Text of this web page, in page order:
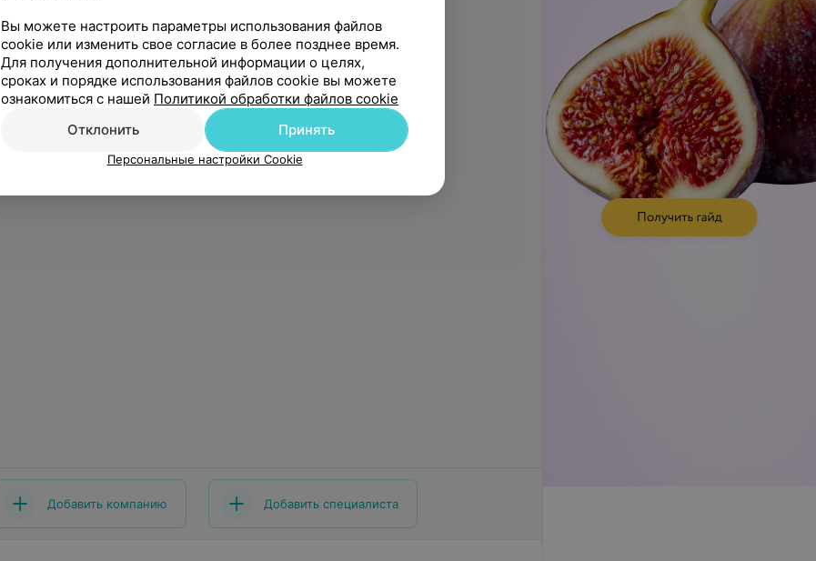
Добавить компанию Добавить специалиста
Вы можете настроить параметры использования файлов
cookie или изменить свое согласие в более позднее время.
Для получения дополнительной информации о целях,
сроках и порядке использования файлов cookie вы можете
ознакомиться с нашей Политикой обработки файлов cookie
Отклонить
Принять
Персональные настройки Cookie